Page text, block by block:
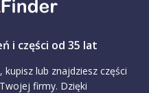
i części od 35 lat
lub znajdziesz części
firmy. Dzięki